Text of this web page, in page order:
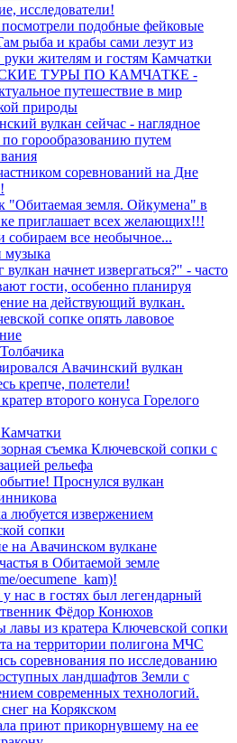
исследователи!
подобные фейковые
рыба и крабы сами лезут из
руки жителям и гостям Камчатки
ТУРЫ ПО КАМЧАТКЕ -
путешествие в мир
природы
вулкан сейчас - наглядное
горообразованию путем
соревнований на Дне
"Обитаемая земля. Ойкумена" в
приглашает всех желающих!!!
все необычное...
музыка
начнет извергаться?" - часто
гости, особенно планируя
на действующий вулкан.
сопке опять лавовое
Авачинский вулкан
крепче, полетели!
второго конуса Горелого
съемка Ключевской сопки с
рельефа
Проснулся вулкан
любуется извержением
сопки
на Авачинском вулкане
в Обитаемой земле
oecumene_kam)!
нас в гостях был легендарный
Фёдор Конюхов
лавы из кратера Ключевской сопки
на территории полигона МЧС
соревнования по исследованию
ландшафтов Земли с
современных технологий.
на Корякском
приют прикорнувшему на ее